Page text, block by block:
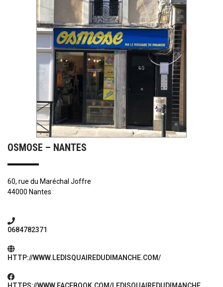
OSMOSE – NANTES
60, rue du Maréchal Joffre
44000 Nantes
0684782371
HTTP://WWW.LEDISQUAIREDUDIMANCHE.COM/